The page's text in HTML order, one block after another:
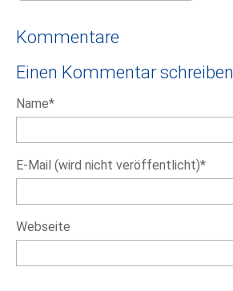
Kommentare
Einen Kommentar schreiben
Pflichtfeld
Name*
Pflichtfeld
E-Mail (wird nicht veröffentlicht)*
Webseite